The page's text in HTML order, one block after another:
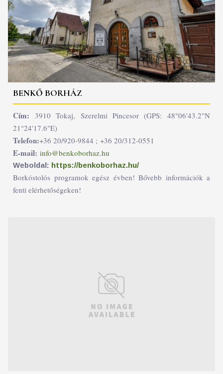
BENKŐ BORHÁZ
Cím: 3910 Tokaj, Szerelmi Pincesor (GPS: 48°06'43.2"N
21°24'17.6"E)
Telefon:+36 20/920-9844 ; +36 20/312-0551
E-mail: info@benkoborhaz.hu
Weboldal: https://benkoborhaz.hu/
Borkóstolós programok egész évben! Bővebb információk a
fenti elérhetőségeken!